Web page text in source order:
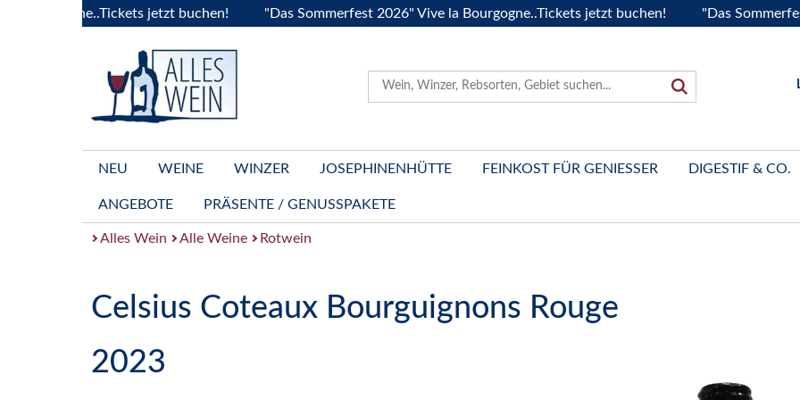
jetzt buchen! "Das Sommerfest 2026" Vive la Bourgogne..Tickets jetzt buchen! "Das Sommerfest
NEU WEINE WINZER JOSEPHINENHÜTTE FEINKOST FÜR GENIESSER DIGESTIF & CO.
ANGEBOTE PRÄSENTE / GENUSSPAKETE
Alles Wein Alle Weine Rotwein
Celsius Coteaux Bourguignons Rouge
2023